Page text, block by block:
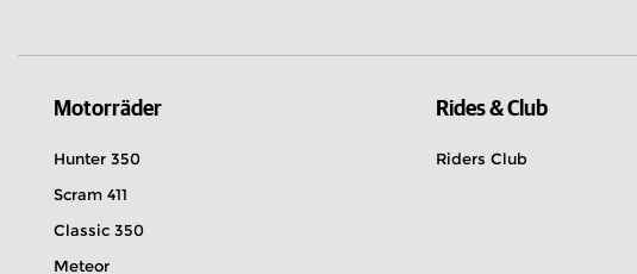
Motorräder
Hunter 350
Scram 411
Classic 350
Meteor
Rides & Club
Riders Club